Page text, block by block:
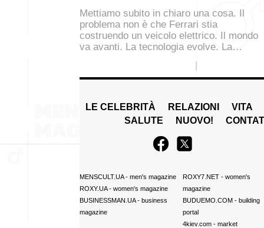
Mettiamo subito in chiaro una cosa. Il
problema non è che Ferrari stia
costruendo un veicolo elettrico. Il mondo
va avanti. La tecnologia evolve. La…
LE CELEBRITÀ RELAZIONI
VITA
SALUTE
NUOVO!
MENSCULT.UA- men's magazine
ROXY.UA- women's magazine
BUSINESSMAN.UA- business
magazine
ROXY7.NET- women's
magazine
BUDUEMO.COM- building
portal
4kiev.com- market